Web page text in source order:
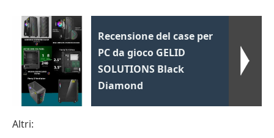
Recensione del case per
PC da gioco GELID
SOLUTIONS Black
Diamond
Altri: